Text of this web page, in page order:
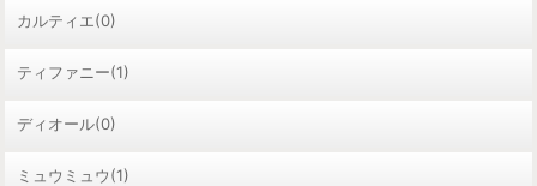
カルティエ(0)
ティファニー(1)
ディオール(0)
ミュウミュウ(1)